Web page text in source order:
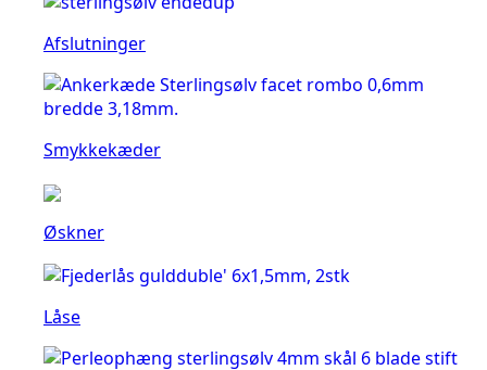
Afslutninger
Smykkekæder
Øskner
Låse